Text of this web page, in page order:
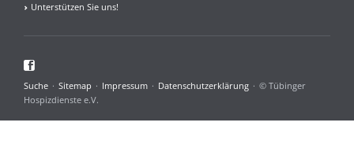
Unterstützen Sie uns!
Navigation
überspringen
Suche Sitemap Impressum Datenschutzerklärung
© Tübinger
Hospizdienste e.V.